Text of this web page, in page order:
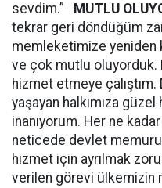
sevdim.”
MUTLU
tekrar geri döndüğüm
memleketimize
ve çok mutlu oluyorduk.
hizmet etmeye çalıştım.
yaşayan halkımıza güzel
inanıyorum. Her ne
neticede devlet
hizmet için ayrılmak
verilen görevi ülkemizin